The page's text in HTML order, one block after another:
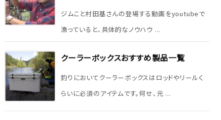
ジムこと村田基さんの登場する動画をyoutubeで
漁っていると、具体的なノウハウ ...
クーラーボックスおすすめ製品一覧
釣りにおいてクーラーボックスはロッドやリールく
らいに必須のアイテムです。何せ、元 ...